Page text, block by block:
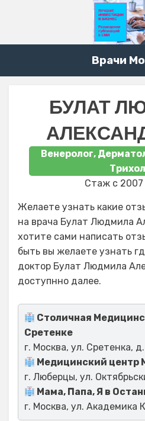
Врачи
БУЛАТ
Венеролог,
Стаж с 2007
Желаете узнать какие
на врача Булат Людмила
хотите сами написать
быть вы желаете узнать
доктор Булат Людмила
доступнно далее.
Столичная
Сретенке
г. Москва, ул. Сретенка,
Медицинский центр
г. Люберцы, ул.
Мама, Папа, Я в
г. Москва, ул. Академика